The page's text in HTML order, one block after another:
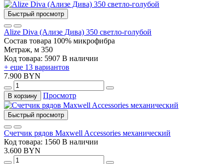
Быстрый просмотр
Alize Diva (Ализе Дива) 350 светло-голубой
Состав товара 100% микрофибра
Метраж, м 350
Код товара: 5907 В наличии
+ еще 13 вариантов
7.900 BYN
В корзину Просмотр
Быстрый просмотр
Счетчик рядов Maxwell Accessories механический
Код товара: 1560 В наличии
3.600 BYN